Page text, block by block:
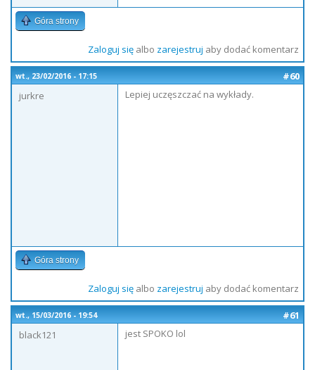
Góra strony
Zaloguj sięalbo zarejestruj aby dodać komentarz
wt., 23/02/2016 - 17:15
#60
jurkre
Lepiej uczęszczać na wykłady.
Góra strony
Zaloguj sięalbo zarejestruj aby dodać komentarz
wt., 15/03/2016 - 19:54
#61
black121
jest SPOKO lol